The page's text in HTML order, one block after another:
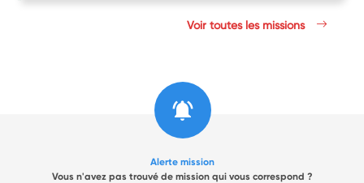
Voir toutes les missions
Alerte mission
Vous n'avez pas trouvé de mission qui vous correspond ?